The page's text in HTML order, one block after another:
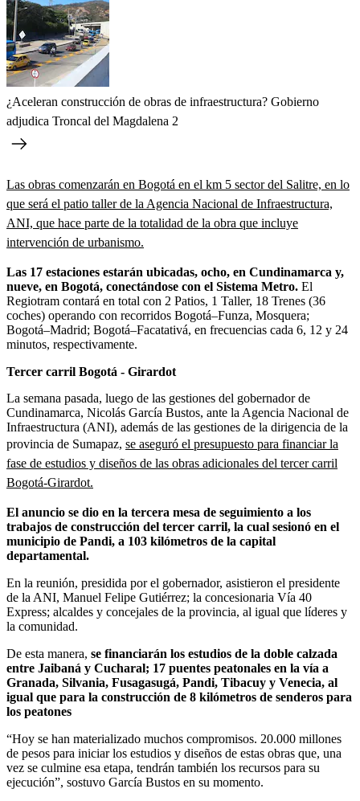
¿Aceleran construcción de obras de infraestructura? Gobierno
adjudica Troncal del Magdalena 2
Las obras comenzarán en Bogotá en el km 5 sector del Salitre, en lo
que será el patio taller de la Agencia Nacional de Infraestructura,
ANI, que hace parte de la totalidad de la obra que incluye
intervención de urbanismo.
Las 17 estaciones estarán ubicadas, ocho, en Cundinamarca y,
nueve, en Bogotá, conectándose con el Sistema Metro. El
Regiotram contará en total con 2 Patios, 1 Taller, 18 Trenes (36
coches) operando con recorridos Bogotá–Funza, Mosquera;
Bogotá–Madrid; Bogotá–Facatativá, en frecuencias cada 6, 12 y 24
minutos, respectivamente.
Tercer carril Bogotá - Girardot
La semana pasada, luego de las gestiones del gobernador de
Cundinamarca, Nicolás García Bustos, ante la Agencia Nacional de
Infraestructura (ANI), además de las gestiones de la dirigencia de la
provincia de Sumapaz, se aseguró el presupuesto para financiar la
fase de estudios y diseños de las obras adicionales del tercer carril
Bogotá-Girardot.
El anuncio se dio en la tercera mesa de seguimiento a los
trabajos de construcción del tercer carril, la cual sesionó en el
municipio de Pandi, a 103 kilómetros de la capital
departamental.
En la reunión, presidida por el gobernador, asistieron el presidente
de la ANI, Manuel Felipe Gutiérrez; la concesionaria Vía 40
Express; alcaldes y concejales de la provincia, al igual que líderes y
la comunidad.
De esta manera, se financiarán los estudios de la doble calzada
entre Jaibaná y Cucharal; 17 puentes peatonales en la vía a
Granada, Silvania, Fusagasugá, Pandi, Tibacuy y Venecia, al
igual que para la construcción de 8 kilómetros de senderos para
los peatones
“Hoy se han materializado muchos compromisos. 20.000 millones
de pesos para iniciar los estudios y diseños de estas obras que, una
vez se culmine esa etapa, tendrán también los recursos para su
ejecución”, sostuvo García Bustos en su momento.